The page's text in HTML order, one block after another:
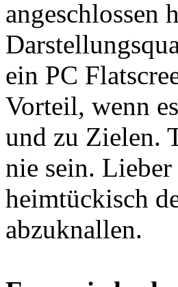
angeschlossen
ein PC
Vorteil, wenn
und zu Zielen.
nie sein.
heimtückisch
abzuknallen.